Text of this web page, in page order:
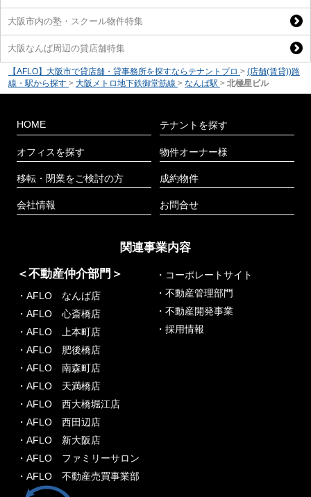
大阪市内の塾・スクール物件特集
大阪なんば周辺の貸店舗特集
【AFLO】大阪市で貸店舗・貸事務所を探すならテナントプロ > (店舗(賃貸))路
線・駅から探す > 大阪メトロ地下鉄御堂筋線 > なんば駅 > 北極星ビル
HOME
オフィスを探す
移転・閉業をご検討の方
会社情報
テナントを探す
物件オーナー様
成約物件
お問合せ
関連事業内容
＜不動産仲介部門＞
・AFLO なんば店
・AFLO 心斎橋店
・AFLO 上本町店
・AFLO 肥後橋店
・AFLO 南森町店
・AFLO 天満橋店
・AFLO 西大橋堀江店
・AFLO 西田辺店
・AFLO 新大阪店
・AFLO ファミリーサロン
・AFLO 不動産売買事業部
・コーポレートサイト
・不動産管理部門
・不動産開発事業
・採用情報